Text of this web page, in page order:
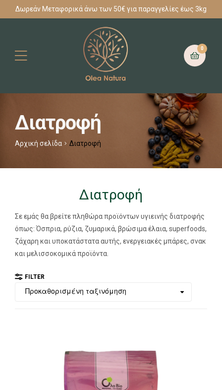
Δωρεάν Μεταφορικά άνω των 50€ για παραγγελίες έως 3kg
0
Διατροφή
Αρχική σελίδα Διατροφή
Διατροφή
Σε εμάς θα βρείτε πληθώρα προϊόντων υγιεινής διατροφής
όπως: Όσπρια, ρύζια, ζυμαρικά, βρώσιμα έλαια, superfoods,
ζάχαρη και υποκατάστατα αυτής, ενεργειακές μπάρες, σνακ
και μελισσοκομικά προϊόντα.
FILTER